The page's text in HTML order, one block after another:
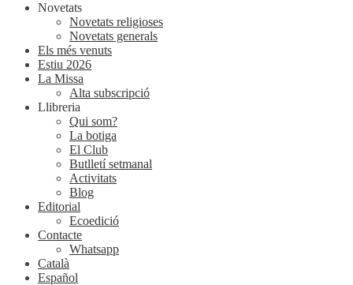
Novetats
Novetats religioses
Novetats generals
Els més venuts
Estiu 2026
La Missa
Alta subscripció
Llibreria
Qui som?
La botiga
El Club
Butlletí setmanal
Activitats
Blog
Editorial
Ecoedició
Contacte
Whatsapp
Català
Español